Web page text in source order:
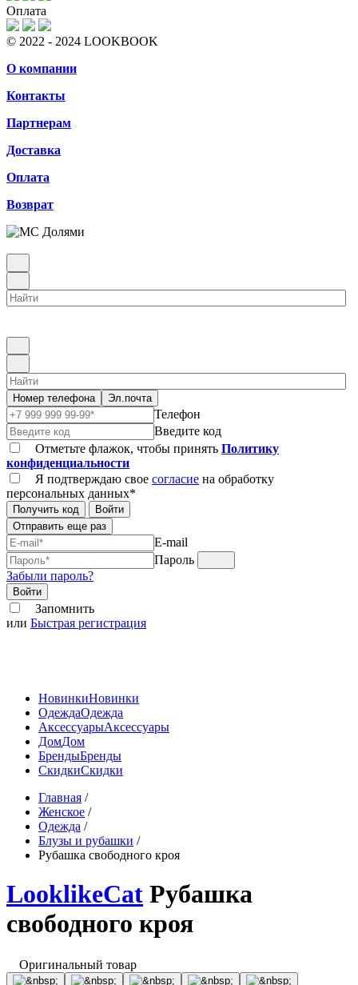
Оплата
© 2022 - 2024 LOOKBOOK
О компании
Контакты
Партнерам
Доставка
Оплата
Возврат
Номер телефона Эл.почта
Телефон
Введите код
Отметьте флажок, чтобы принять Политику
конфиденциальности
Я подтверждаю свое согласие на обработку
персональных данных*
Получить код
Войти
Отправить еще раз
E-mail
Пароль
Забыли пароль?
Войти
Запомнить
или Быстрая регистрация
НовинкиНовинки
ОдеждаОдежда
АксессуарыАксессуары
ДомДом
БрендыБренды
СкидкиСкидки
Главная /
Женское /
Одежда /
Блузы и рубашки /
Рубашка свободного кроя
LooklikeCat Рубашка
свободного кроя
Оригинальный товар